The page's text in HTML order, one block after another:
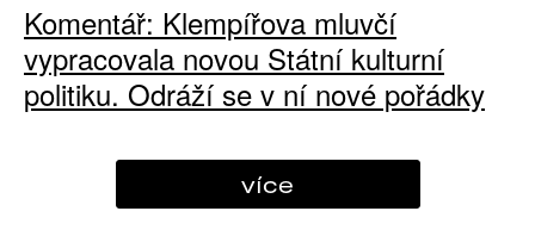
Komentář: Klempířova mluvčí
vypracovala novou Státní kulturní
politiku. Odráží se v ní nové pořádky
více